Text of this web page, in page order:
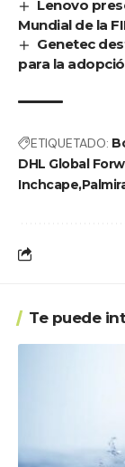
Lenovo
Mundial de la
Genetec
para la
ETIQUETADO:
DHL Global
Inchcape
Te puede